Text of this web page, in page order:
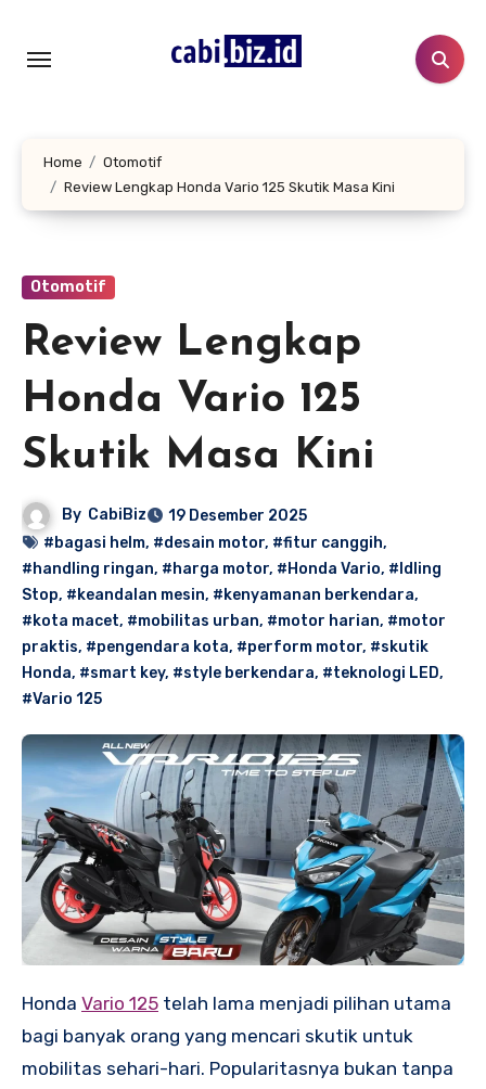
konten
Home
Otomotif
Review Lengkap Honda Vario 125 Skutik Masa Kini
Otomotif
Review Lengkap
Honda Vario 125
Skutik Masa Kini
By CabiBiz
19 Desember 2025
#bagasi helm, #desain motor, #fitur canggih,
#handling ringan, #harga motor, #Honda Vario, #Idling
Stop, #keandalan mesin, #kenyamanan berkendara,
#kota macet, #mobilitas urban, #motor harian, #motor
praktis, #pengendara kota, #perform motor, #skutik
Honda, #smart key, #style berkendara, #teknologi LED,
#Vario 125
Honda Vario 125 telah lama menjadi pilihan utama
bagi banyak orang yang mencari skutik untuk
mobilitas sehari-hari. Popularitasnya bukan tanpa